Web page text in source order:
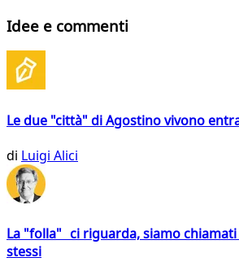
Idee e commenti
Le due "città" di Agostino vivono
di Luigi Alici
La "folla" ci riguarda, siamo
stessi